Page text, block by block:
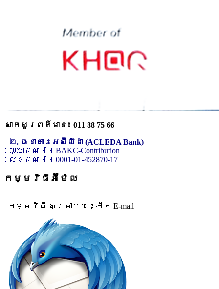
សាកសួរពត៌មាន៖ 011 88 75 66
២. ធនាគារអេស៊ីលីដា (ACLEDA Bank)
ឈ្មោះគណនី ៖ BAKC-Contribution
លេខគណនី ៖ 0001-01-452870-17
កម្មវិធីអ៊ីម៉ែល
កម្មវិធី សម្រាប់បង្កើត E-mail